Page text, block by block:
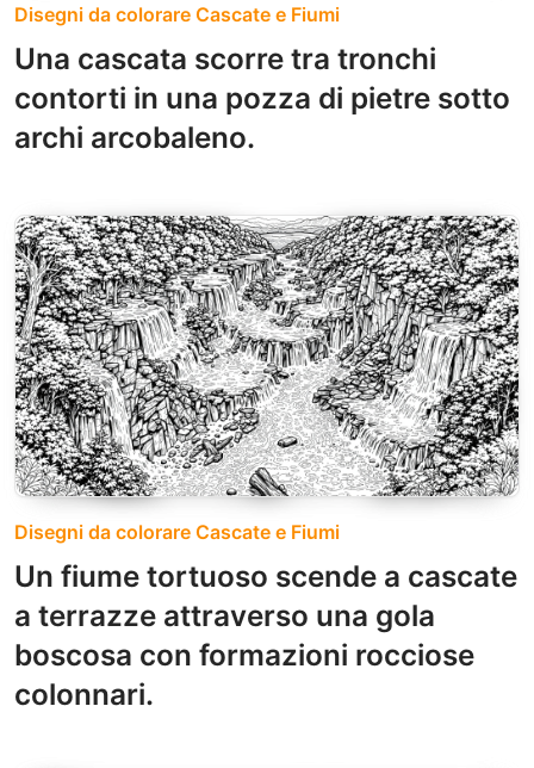
Disegni da colorare Cascate e Fiumi
Una cascata scorre tra tronchi
contorti in una pozza di pietre sotto
archi arcobaleno.
Disegni da colorare Cascate e Fiumi
Un fiume tortuoso scende a cascate
a terrazze attraverso una gola
boscosa con formazioni rocciose
colonnari.